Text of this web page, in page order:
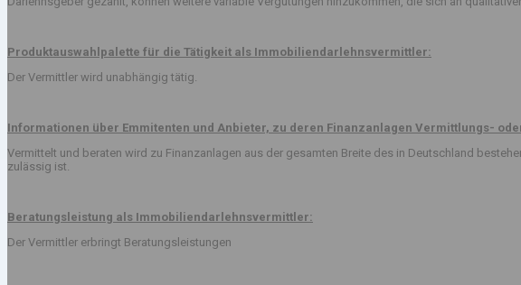
Produktauswahlpalette für die Tätigkeit als Immobiliendarlehnsvermittler:
Der Vermittler wird unabhängig tätig.
Informationen über Emmitenten und Anbieter, zu deren Finanzanlagen Vermittlungs-
Vermittelt und beraten wird zu Finanzanlagen aus der gesamten Breite des in Deutschland
zulässig ist.
Beratungsleistung als Immobiliendarlehnsvermittler:
Der Vermittler erbringt Beratungsleistungen